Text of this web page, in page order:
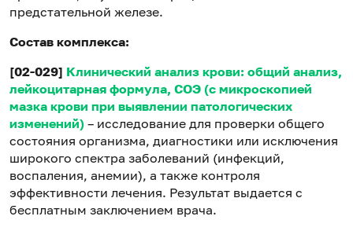
предстательной железе.
Состав комплекса:
[02-029] Клинический анализ крови: общий анализ,
лейкоцитарная формула, СОЭ (с микроскопией
мазка крови при выявлении патологических
изменений) – исследование для проверки общего
состояния организма, диагностики или исключения
широкого спектра заболеваний (инфекций,
воспаления, анемии), а также контроля
эффективности лечения. Результат выдается с
бесплатным заключением врача.